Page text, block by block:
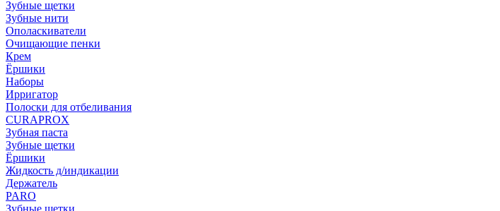
Зубные щетки
Зубные нити
Ополаскиватели
Очищающие пенки
Крем
Ёршики
Наборы
Ирригатор
Полоски для отбеливания
CURAPROX
Зубная паста
Зубные щетки
Ёршики
Жидкость д/индикации
Держатель
PARO
Зубные щетки